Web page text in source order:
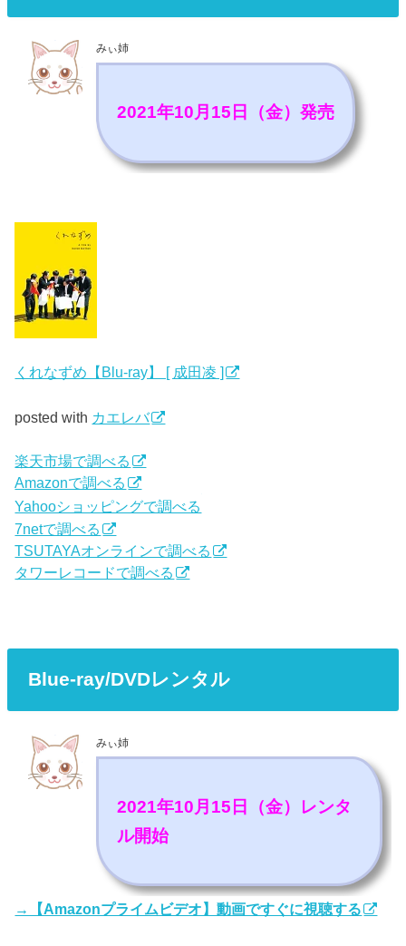
みぃ姉
2021年10月15日（金）発売
くれなずめ【Blu-ray】 [ 成田凌 ]
posted with カエレバ
楽天市場で調べる
Amazonで調べる
Yahooショッピングで調べる
7netで調べる
TSUTAYAオンラインで調べる
タワーレコードで調べる
Blue-ray/DVDレンタル
みぃ姉
2021年10月15日（金）レンタ
ル開始
→【Amazonプライムビデオ】動画ですぐに視聴する